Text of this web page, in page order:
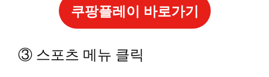
쿠팡플레이 바로가기
③ 스포츠 메뉴 클릭